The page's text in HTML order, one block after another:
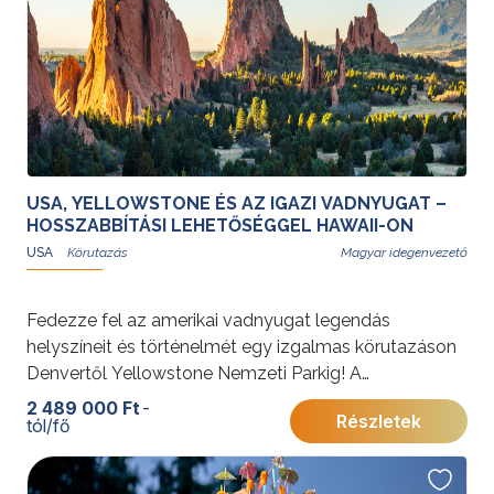
Programunkat
Gyémánt Balázs
idegenvezető, utazó blogger és hivatásos világutazó
teszi teljessé, aki helyismeretével és tapasztalatával
az utazás különleges élményét és hangulatát
biztosítja.
USA, YELLOWSTONE ÉS AZ IGAZI VADNYUGAT –
HOSSZABBÍTÁSI LEHETŐSÉGGEL HAWAII-ON
USA Magyar idegenvezető
Fedezze fel az amerikai vadnyugat legendás
helyszíneit és történelmét egy izgalmas körutazáson
Denvertől Yellowstone Nemzeti Parkig! A
vadregényes tájak, indián kultúra és aranyláz kora
életre kelnek, miközben megcsodálhatja a Sziklás-
hegység és a Snake River páratlan szépségét.
További érdekességekért az Amerikai Egyesült
2 489 000 Ft -
tól/fő
Részletek